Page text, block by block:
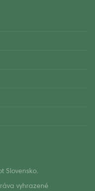
Slovensko.
vyhrazené